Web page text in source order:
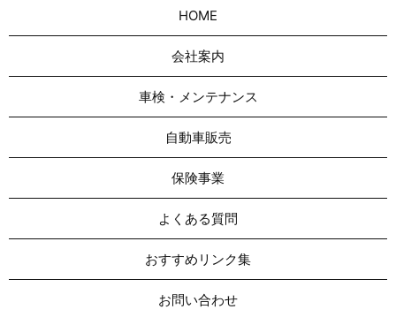
HOME
会社案内
車検・メンテナンス
自動車販売
保険事業
よくある質問
おすすめリンク集
お問い合わせ